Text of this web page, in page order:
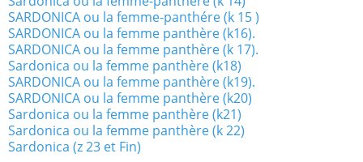
SARDONICA ou la femme-panthére (k 15 )
SARDONICA ou la femme panthère (k16).
SARDONICA ou la femme panthère (k 17).
Sardonica ou la femme panthère (k18)
SARDONICA ou la femme panthère (k19).
SARDONICA ou la femme panthère (k20)
Sardonica ou la femme panthère (k21)
Sardonica ou la femme panthère (k 22)
Sardonica (z 23 et Fin)